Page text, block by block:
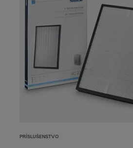
PRÍSLUŠENSTVO